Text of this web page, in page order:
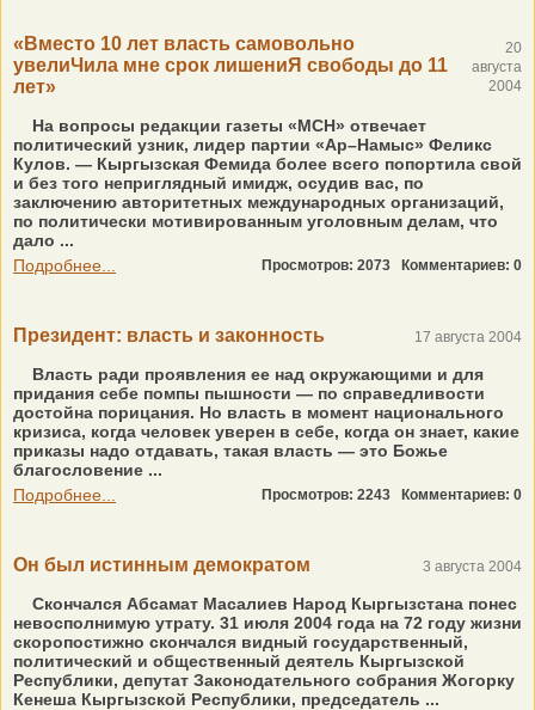
«Вместо 10 лет власть самовольно
увелиЧила мне срок лишениЯ свободы до 11
лет»
20
августа
2004
На вопросы редакции газеты «МСН» отвечает
политический узник, лидер партии «Ар–Намыс» Феликс
Кулов. — Кыргызская Фемида более всего попортила свой
и без того неприглядный имидж, осудив вас, по
заключению авторитетных международных организаций,
по политически мотивированным уголовным делам, что
дало ...
Подробнее...
Просмотров: 2073 Комментариев: 0
Президент: власть и законность 17 августа 2004
Власть ради проявления ее над окружающими и для
придания себе помпы пышности — по справедливости
достойна порицания. Но власть в момент национального
кризиса, когда человек уверен в себе, когда он знает, какие
приказы надо отдавать, такая власть — это Божье
благословение ...
Подробнее...
Просмотров: 2243 Комментариев: 0
Он был истинным демократом 3 августа 2004
Скончался Абсамат Масалиев Народ Кыргызстана понес
невосполнимую утрату. 31 июля 2004 года на 72 году жизни
скоропостижно скончался видный государственный,
политический и общественный деятель Кыргызской
Республики, депутат Законодательного собрания Жогорку
Кенеша Кыргызской Республики, председатель ...